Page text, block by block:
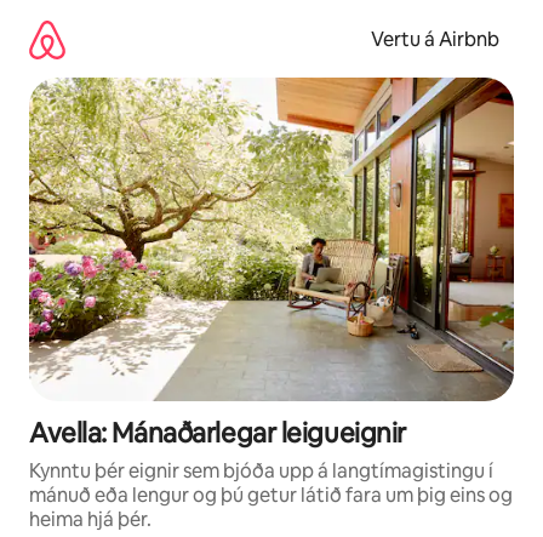
beint
Vertu á Airbnb
Avella: Mánaðarlegar leigueignir
Kynntu þér eignir sem bjóða upp á langtímagistingu í
mánuð eða lengur og þú getur látið fara um þig eins og
heima hjá þér.